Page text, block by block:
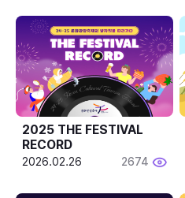
2025 THE FESTIVAL
RECORD
2026.02.26 2674